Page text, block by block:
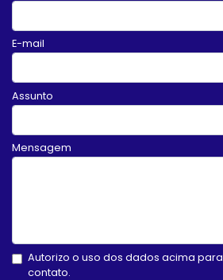
E-mail
Assunto
Mensagem
Autorizo o uso dos dados acima para
contato.